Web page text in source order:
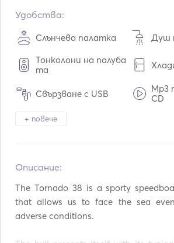
Преоборудване в:
Двигатели:
Тип гориво:
Дизелово гориво
Консумация:80 L /час
Капацитет на горивото:
700
Макс. скорост на движение:
Удобства:
Слънчева палатка Душ
Тонколони на палуба
та
Свързване с USB
Mp3
CD
Надуваеми тръби / п
Ръководства и карт
и
VHF
+ повече
Описание:
The Tornado 38 is a sporty
that allows us to face the sea
adverse conditions.